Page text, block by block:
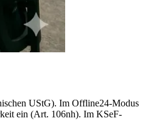
UStG). Im Offline24-Modus
ein (Art. 106nh). Im KSeF-